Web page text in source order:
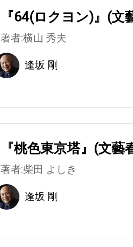
『64(ロクヨン)』(文
著者:横山 秀夫
逢坂 剛
『桃色東京塔』(文藝
著者:柴田 よしき
逢坂 剛